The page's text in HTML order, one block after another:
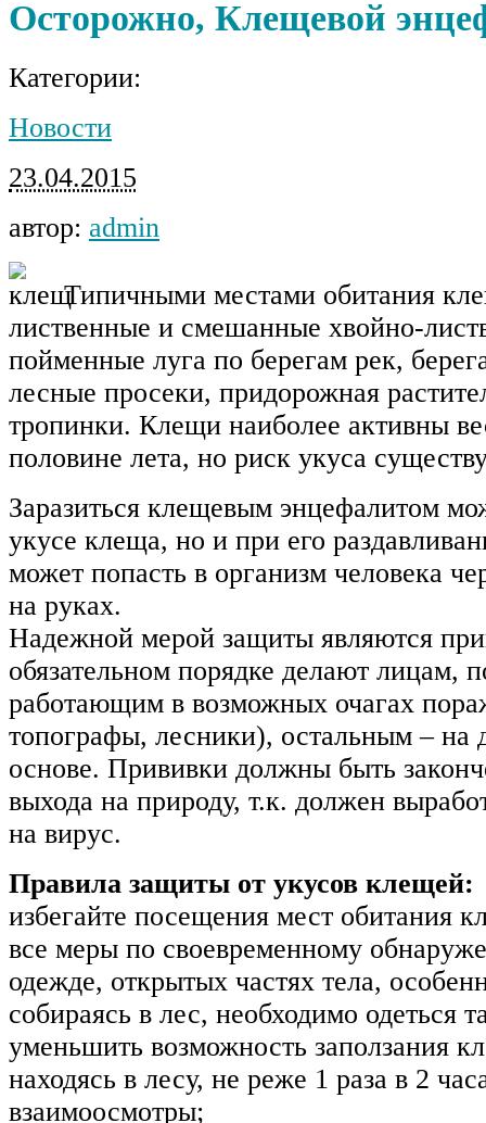
Осторожно, Клещевой
Категории:
Новости
23.04.2015
автор: admin
Типичными местами обитания
лиственные и смешанные хвойно-
пойменные луга по берегам рек,
лесные просеки, придорожная
тропинки. Клещи наиболее активны
половине лета, но риск укуса
Заразиться клещевым энцефалитом
укусе клеща, но и при его
может попасть в организм человека
на руках.
Надежной мерой защиты являются
обязательном порядке делают лицам,
работающим в возможных очагах
топографы, лесники), остальным – на
основе. Прививки должны быть
выхода на природу, т.к. должен
на вирус.
Правила защиты от укусов клещей:
избегайте посещения мест обитания
все меры по своевременному
одежде, открытых частях тела,
собираясь в лес, необходимо одеться
уменьшить возможность заползания
находясь в лесу, не реже 1 раза в 2
взаимоосмотры;